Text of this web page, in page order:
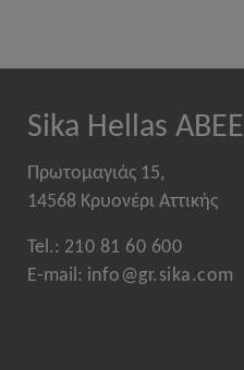
Sika Hellas ABEE
Πρωτομαγιάς 15,
14568 Κρυονέρι Αττικής
Tel.: 210 81 60 600
E-mail: info@gr.sika.com